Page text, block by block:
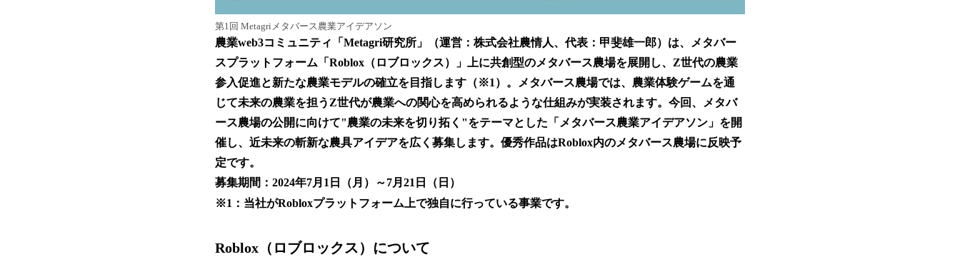
第1回 Metagriメタバース農業アイデアソン
農業web3コミュニティ「Metagri研究所」（運営：株式会社農情人、代表：甲斐雄一郎）は、メタバー
スプラットフォーム「Roblox（ロブロックス）」上に共創型のメタバース農場を展開し、Z世代の農業
参入促進と新たな農業モデルの確立を目指します（※1）。メタバース農場では、農業体験ゲームを通
じて未来の農業を担うZ世代が農業への関心を高められるような仕組みが実装されます。今回、メタバ
ース農場の公開に向けて"農業の未来を切り拓く"をテーマとした「メタバース農業アイデアソン」を開
催し、近未来の斬新な農具アイデアを広く募集します。優秀作品はRoblox内のメタバース農場に反映予
定です。
募集期間：2024年7月1日（月）～7月21日（日）
※1：当社がRobloxプラットフォーム上で独自に行っている事業です。
Roblox（ロブロックス）について